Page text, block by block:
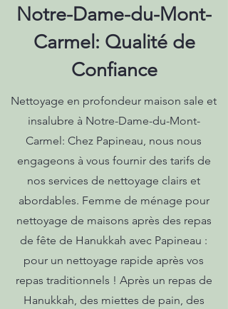
Notre-Dame-du-Mont-
Carmel: Qualité de
Confiance
Nettoyage en profondeur maison sale et
insalubre à Notre-Dame-du-Mont-
Carmel: Chez Papineau, nous nous
engageons à vous fournir des tarifs de
nos services de nettoyage clairs et
abordables. Femme de ménage pour
nettoyage de maisons après des repas
de fête de Hanukkah avec Papineau :
pour un nettoyage rapide après vos
repas traditionnels ! Après un repas de
Hanukkah, des miettes de pain, des